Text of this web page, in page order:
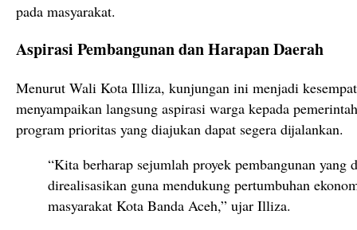
pada masyarakat.
Aspirasi Pembangunan dan Harapan Daerah
Menurut Wali Kota Illiza, kunjungan ini menjadi
menyampaikan langsung aspirasi warga kepada
program prioritas yang diajukan dapat segera dijalankan.
“Kita berharap sejumlah proyek pembangunan yang
direalisasikan guna mendukung pertumbuhan
masyarakat Kota Banda Aceh,” ujar Illiza.